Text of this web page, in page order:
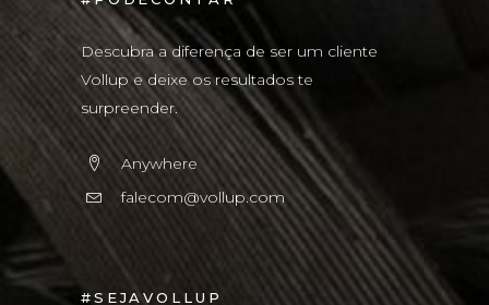
Descubra a diferença de ser um cliente
Vollup e deixe os resultados te
surpreender.
Anywhere
falecom@vollup.com
#SEJAVOLLUP